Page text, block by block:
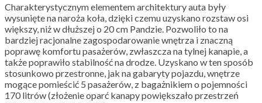
Charakterystycznym elementem architektury auta były
wysunięte na naroża koła, dzięki czemu uzyskano rozstaw osi
większy, niż w dłuższej o 20 cm Pandzie. Pozwoliło to na
bardziej racjonalne zagospodarowanie wnętrza i znaczną
poprawę komfortu pasażerów, zwłaszcza na tylnej kanapie, a
także poprawiło stabilność na drodze. Uzyskano w ten sposób
stosunkowo przestronne, jak na gabaryty pojazdu, wnętrze
mogące pomieścić 5 pasażerów, z bagażnikiem o pojemności
170 litrów (złożenie oparć kanapy powiększało przestrzeń